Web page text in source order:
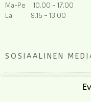
Ma-Pe 10.00 – 17.00
La 9.15 – 13.00
SOSIAALINEN